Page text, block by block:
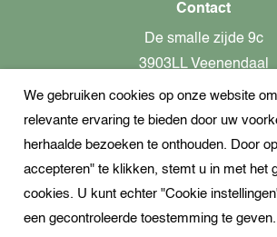
Contact
De smalle zijde 9c
3903LL Veenendaal
alleen op afspraak
KvK-nummer:
Btw-nummer:
We gebruiken cookies op onze website
relevante ervaring te bieden door uw
herhaalde bezoeken te onthouden. Door
accepteren" te klikken, stemt u in met het
cookies. U kunt echter "Cookie
een gecontroleerde toestemming te geven.